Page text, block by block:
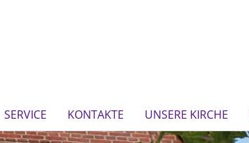
SERVICE KONTAKTE UNSERE KIRCHE